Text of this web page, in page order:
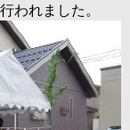
われました。